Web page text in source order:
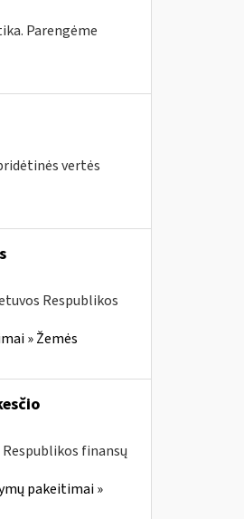
Parengėme
vertės
Respublikos
» Žemės
finansų
pakeitimai »